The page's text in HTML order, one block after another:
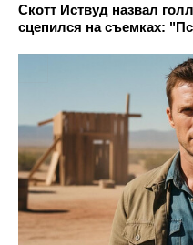
Скотт Иствуд назвал
сцепился на съемках: